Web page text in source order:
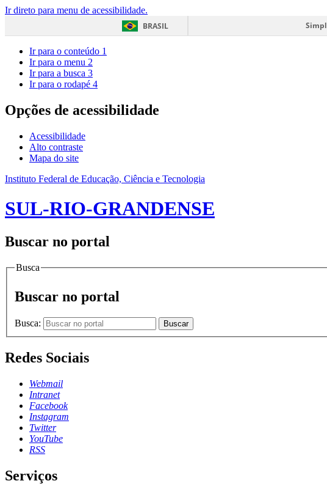
Ir direto para menu de acessibilidade.
BRASIL
Ir para o conteúdo 1
Ir para o menu 2
Ir para a busca 3
Ir para o rodapé 4
Opções de acessibilidade
Acessibilidade
Alto contraste
Mapa do site
Instituto Federal de Educação, Ciência e Tecnologia
SUL-RIO-GRANDENSE
Buscar no portal
Busca
Buscar no portal
Busca: Buscar
Redes Sociais
Webmail
Intranet
Facebook
Instagram
Twitter
YouTube
RSS
Serviços